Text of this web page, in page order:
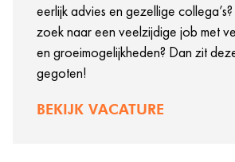
eerlijk advies en gezellige
zoek naar een veelzijdige job met
en groeimogelijkheden? Dan zit
gegoten!
BEKIJK VACATURE